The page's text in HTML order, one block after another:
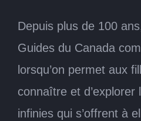
Depuis plus de 100
Guides du Canada
lorsqu’on permet aux
connaître et d’explorer
infinies qui s’offrent à